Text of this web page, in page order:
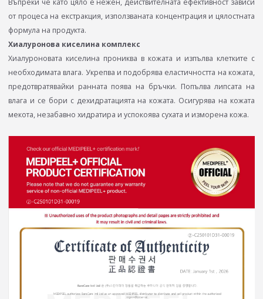
от процеса на екстракция, използваната концентрация и цялостната
формула на продукта.
Хиалуронова киселина комплекс
Хиалуроновата киселина прониква в кожата и изпълва клетките с
необходимата влага. Укрепва и подобрява еластичността на кожата,
предотвратявайки ранната поява на бръчки. Попълва липсата на
влага и се бори с дехидратацията на кожата. Осигурява на кожата
мекота, незабавно хидратира и успокоява сухата и изморена кожа.